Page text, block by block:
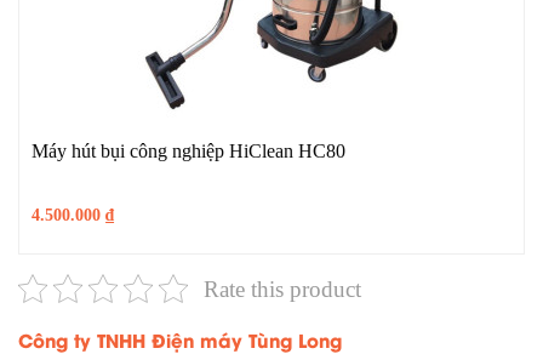
Máy hút bụi công nghiệp HiClean HC80
4.500.000 ₫
Rate this product
Công ty TNHH Điện máy Tùng Long